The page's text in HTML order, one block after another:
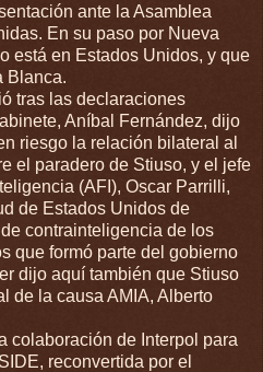
ante la Asamblea
En su paso por Nueva
está en Estados Unidos, y que
Blanca.
tras las declaraciones
Aníbal Fernández, dijo
riesgo la relación bilateral al
el paradero de Stiuso, y el jefe
(AFI), Oscar Parrilli,
de Estados Unidos de
contrainteligencia de los
que formó parte del gobierno
dijo aquí también que Stiuso
de la causa AMIA, Alberto
colaboración de Interpol para
reconvertida por el